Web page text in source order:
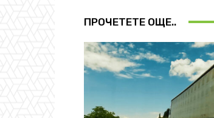
ПРОЧЕТЕТЕ ОЩЕ..